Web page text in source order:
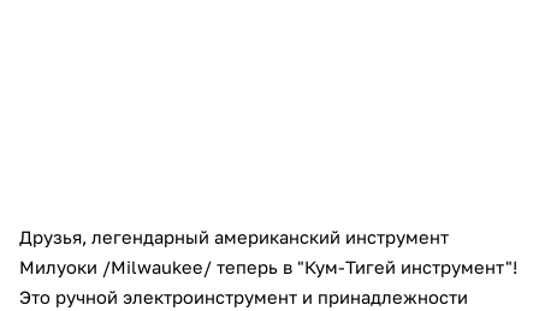
Друзья, легендарный американский инструмент
Милуоки /Milwaukee/ теперь в "Кум-Тигей инструмент"!
Это ручной электроинструмент и принадлежности
выбранный способом